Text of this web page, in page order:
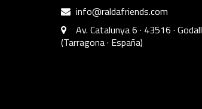
info@raldafriends.com
Av. Catalunya 6 · 43516 · Godall
(Tarragona · España)